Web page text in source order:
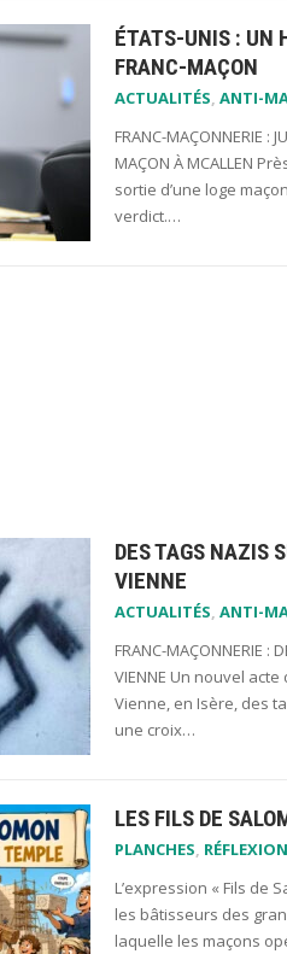
ÉTATS-UNIS : UN
FRANC-MAÇON
ACTUALITÉS, ANTI-
FRANC-MAÇONNERIE :
MAÇON À MCALLEN
sortie d’une loge
verdict.…
DES TAGS NAZIS
VIENNE
ACTUALITÉS, ANTI-
FRANC-MAÇONNERIE :
VIENNE Un nouvel
Vienne, en Isère, des
une croix…
LES FILS DE
PLANCHES,
L’expression « Fils de
les bâtisseurs des
laquelle les maçons